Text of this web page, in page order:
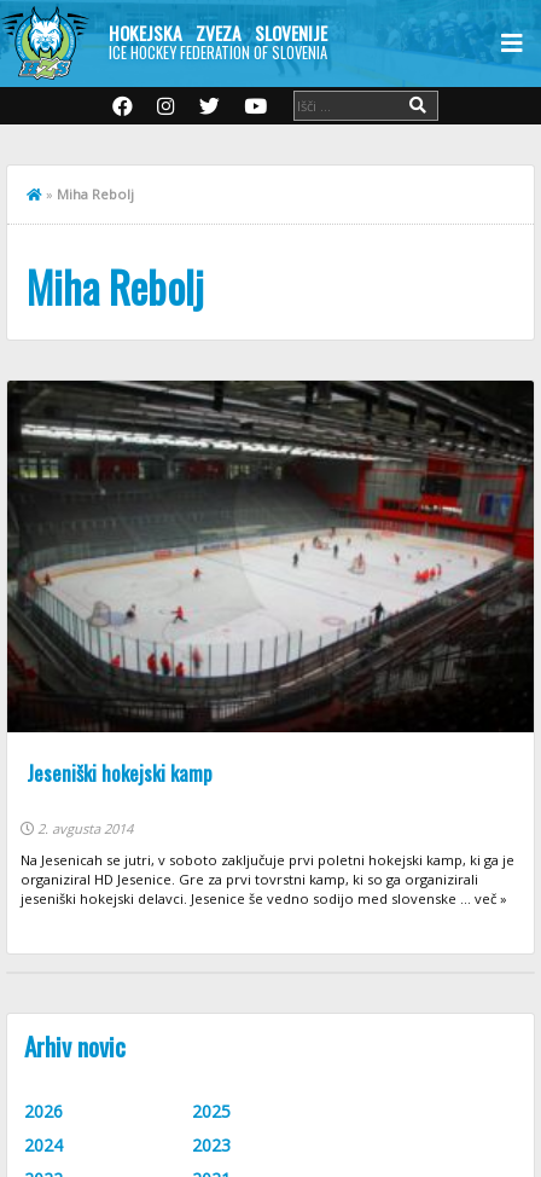
HOKEJSKA ZVEZA SLOVENIJE
ICE HOCKEY FEDERATION OF SLOVENIA
» Miha Rebolj
Miha Rebolj
Jeseniški hokejski kamp
2. avgusta 2014
Na Jesenicah se jutri, v soboto zaključuje prvi poletni hokejski kamp, ki ga je
organiziral HD Jesenice. Gre za prvi tovrstni kamp, ki so ga organizirali
jeseniški hokejski delavci. Jesenice še vedno sodijo med slovenske ... več »
Arhiv novic
2026
2025
2024
2023